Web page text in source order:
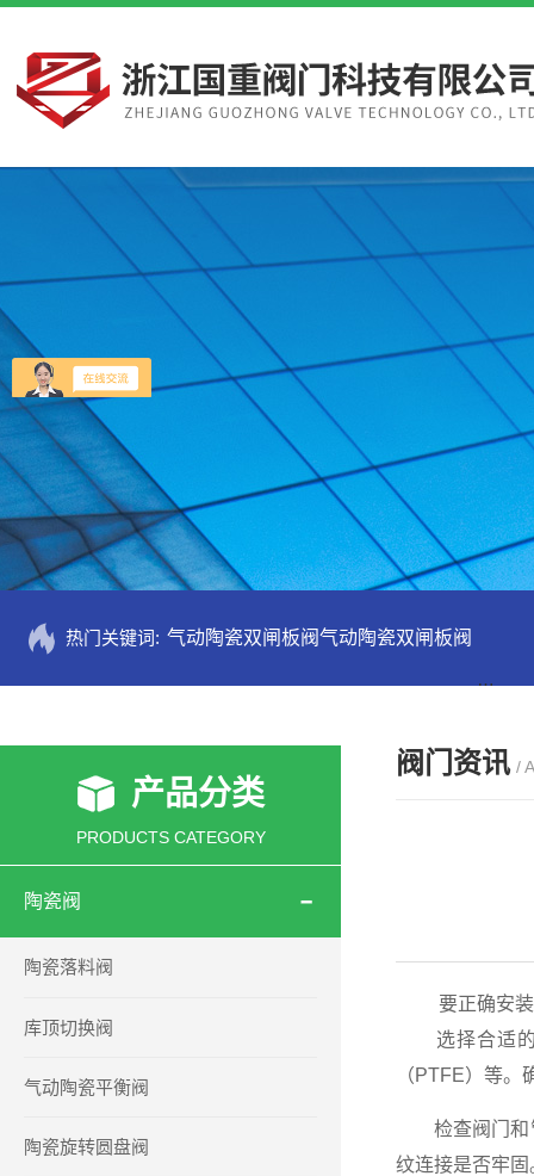
热门关键词: 气动陶瓷双闸板阀气动陶瓷双闸板阀
产品分类
PRODUCTS CATEGORY
陶瓷阀
陶瓷落料阀
库顶切换阀
气动陶瓷平衡阀
陶瓷旋转圆盘阀
阀门资讯 /
要正确安装陶
选择合适的
（PTFE）等
检查阀门和管
纹连接是否牢